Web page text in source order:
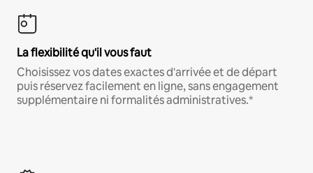
La flexibilité qu'il vous faut
Choisissez vos dates exactes d'arrivée et de départ
puis réservez facilement en ligne, sans engagement
supplémentaire ni formalités administratives.*